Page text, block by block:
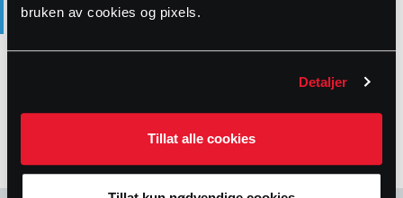
bruken av cookies og pixels.
Detaljer
Tillat alle cookies
Flytkontroll og begrensninger